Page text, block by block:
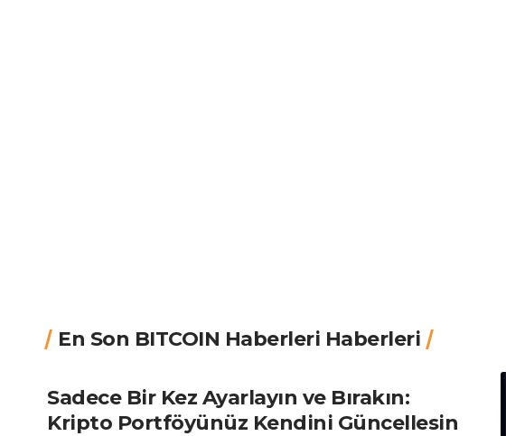
En Son BITCOIN Haberleri Haberleri
Sadece Bir Kez Ayarlayın ve Bırakın:
Kripto Portföyünüz Kendini Güncellesin